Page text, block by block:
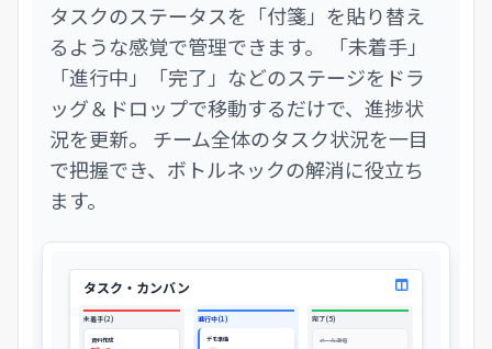
タスク・カンバン
未着手 (2)
資料作成
進行中 (1)
デモ準備
完了 (5)
メール返信
タスクのステータスを「付箋」を貼り替え
るような感覚で管理できます。 「未着手」
「進行中」「完了」などのステージをドラ
ッグ＆ドロップで移動するだけで、進捗状
況を更新。 チーム全体のタスク状況を一目
で把握でき、ボトルネックの解消に役立ち
ます。